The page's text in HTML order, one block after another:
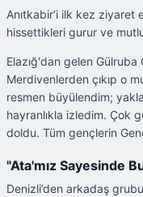
Anıtkabir’i ilk kez ziyaret
hissettikleri gurur ve
Elazığ'dan gelen
Merdivenlerden çıkıp o
resmen büyülendim;
hayranlıkla izledim. Çok
doldu. Tüm gençlerin
"Ata'mız Sayesinde
Denizli’den arkadaş